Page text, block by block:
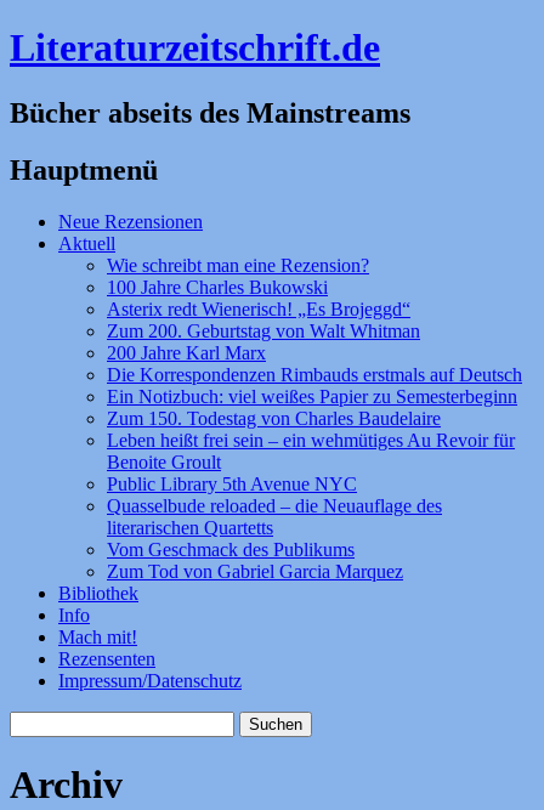
Literaturzeitschrift.de
Bücher abseits des Mainstreams
Hauptmenü
Zum
Inhalt
Neue Rezensionen
Aktuell
Wie schreibt man eine Rezension?
100 Jahre Charles Bukowski
Asterix redt Wienerisch! „Es Brojeggd“
Zum 200. Geburtstag von Walt Whitman
200 Jahre Karl Marx
Die Korrespondenzen Rimbauds erstmals auf Deutsch
Ein Notizbuch: viel weißes Papier zu Semesterbeginn
Zum 150. Todestag von Charles Baudelaire
Leben heißt frei sein – ein wehmütiges Au Revoir für
Benoite Groult
Public Library 5th Avenue NYC
Quasselbude reloaded – die Neuauflage des
literarischen Quartetts
Vom Geschmack des Publikums
Zum Tod von Gabriel Garcia Marquez
Bibliothek
Info
Mach mit!
Rezensenten
Impressum/Datenschutz
nach:
Archiv